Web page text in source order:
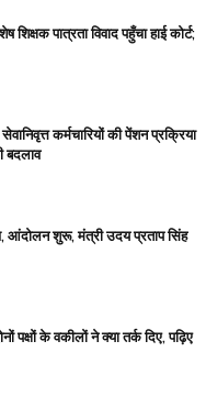
पात्रता विवाद पहुँचा हाई कोर्ट;
कर्मचारियों की पेंशन प्रक्रिया
बदलाव
शुरू, मंत्री उदय प्रताप सिंह
पक्षों के वकीलों ने क्या तर्क दिए, पढ़िए